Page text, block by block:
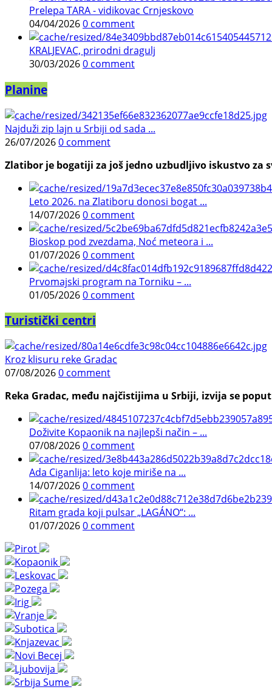
Prelepa TARA - vidikovac Crnjeskovo
04/04/20260 comment
KRALJEVAC, prirodni dragulj
30/03/20260 comment
Planine
Najduži zip lajn u Srbiji od sada ...
26/07/20260 comment
Zlatibor je bogatiji za još jedno uzbudljivo iskustvo
Leto 2026. na Zlatiboru donosi bogat ...
14/07/20260 comment
Bioskop pod zvezdama, Noć meteora i ...
01/07/20260 comment
Prvomajski program na Torniku – ...
01/05/20260 comment
Turistički centri
Kroz klisuru reke Gradac
07/08/20260 comment
Reka Gradac, među najčistijima u Srbiji, izvija se
Doživite Kopaonik na najlepši način – ...
07/08/20260 comment
Ada Ciganlija: leto koje miriše na ...
14/07/20260 comment
Ritam grada koji pulsar „LAGÁNO“: ...
01/07/20260 comment